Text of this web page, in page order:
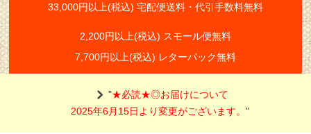
33,000円以上(税込) 宅配便送料・代引手数料無料
2,200円以上(税込) スモール便無料
7,700円以上(税込) レターパック無料
"★必読★◎お届けについて
2025年6月15日より変更がございます。"